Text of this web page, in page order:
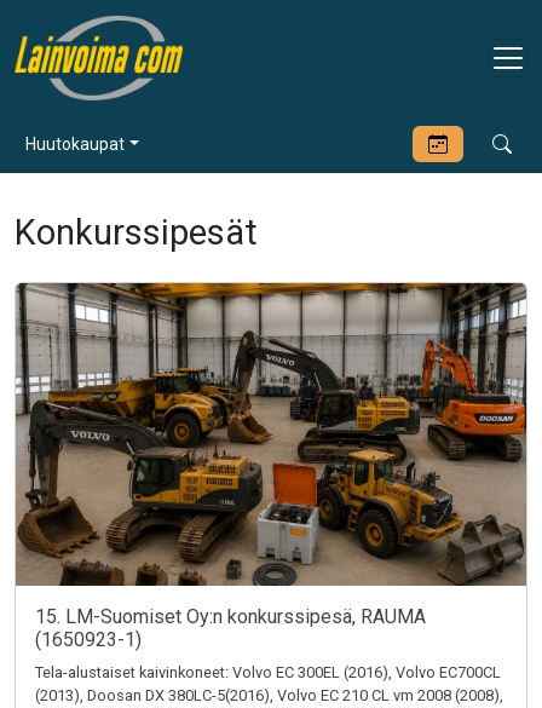
Huutokaupat
Konkurssipesät
15. LM-Suomiset Oy:n konkurssipesä, RAUMA
(1650923-1)
Tela-alustaiset kaivinkoneet: Volvo EC 300EL (2016), Volvo EC700CL
(2013), Doosan DX 380LC-5(2016), Volvo EC 210 CL vm 2008 (2008),